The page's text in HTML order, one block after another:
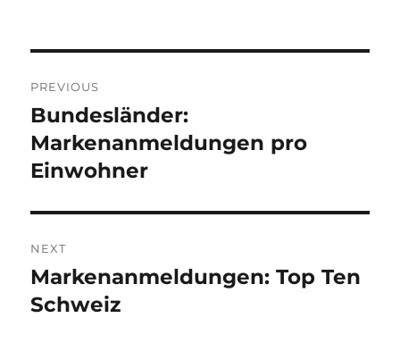
navigation
PREVIOUS
Previous
post:
Bundesländer:
Markenanmeldungen pro
Einwohner
NEXT
Next
post:
Markenanmeldungen: Top Ten
Schweiz